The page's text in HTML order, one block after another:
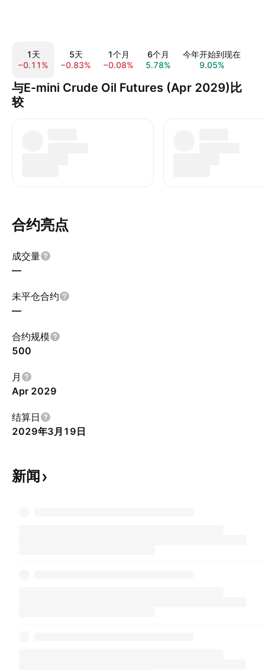
1天
−0.11%
5天
−0.83%
1个月
−0.08%
6个月
5.78%
今年开始到现在
9.05%
与E-mini Crude Oil Futures (Apr 2029)比
较
合约亮点
成交量
—
未平仓合约
—
合约规模
500
月
Apr 2029
结算日
2029年3月19日
新闻